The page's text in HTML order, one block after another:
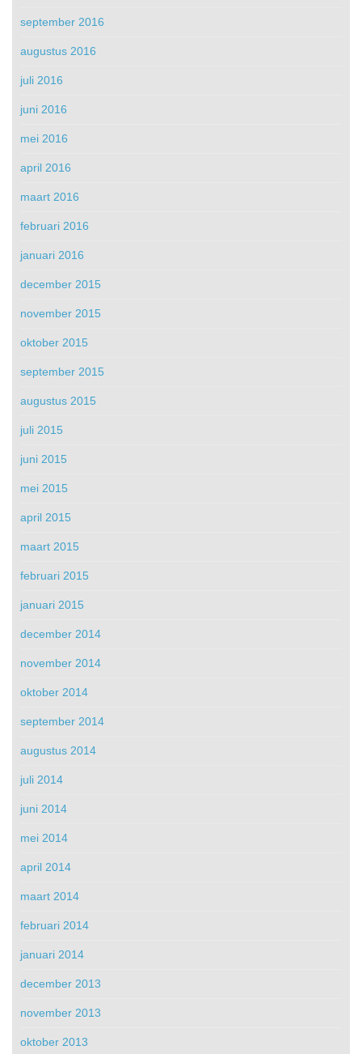
september 2016
augustus 2016
juli 2016
juni 2016
mei 2016
april 2016
maart 2016
februari 2016
januari 2016
december 2015
november 2015
oktober 2015
september 2015
augustus 2015
juli 2015
juni 2015
mei 2015
april 2015
maart 2015
februari 2015
januari 2015
december 2014
november 2014
oktober 2014
september 2014
augustus 2014
juli 2014
juni 2014
mei 2014
april 2014
maart 2014
februari 2014
januari 2014
december 2013
november 2013
oktober 2013